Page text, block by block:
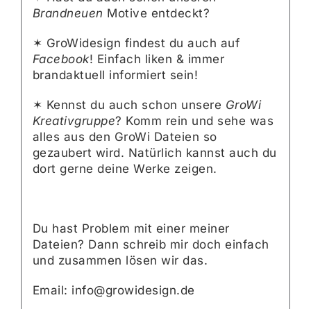
Brandneuen Motive entdeckt?
✶ GroWidesign findest du auch auf
Facebook! Einfach liken & immer
brandaktuell informiert sein!
✶ Kennst du auch schon unsere GroWi
Kreativgruppe? Komm rein und sehe was
alles aus den GroWi Dateien so
gezaubert wird. Natürlich kannst auch du
dort gerne deine Werke zeigen.
Du hast Problem mit einer meiner
Dateien? Dann schreib mir doch einfach
und zusammen lösen wir das.
Email: info@growidesign.de